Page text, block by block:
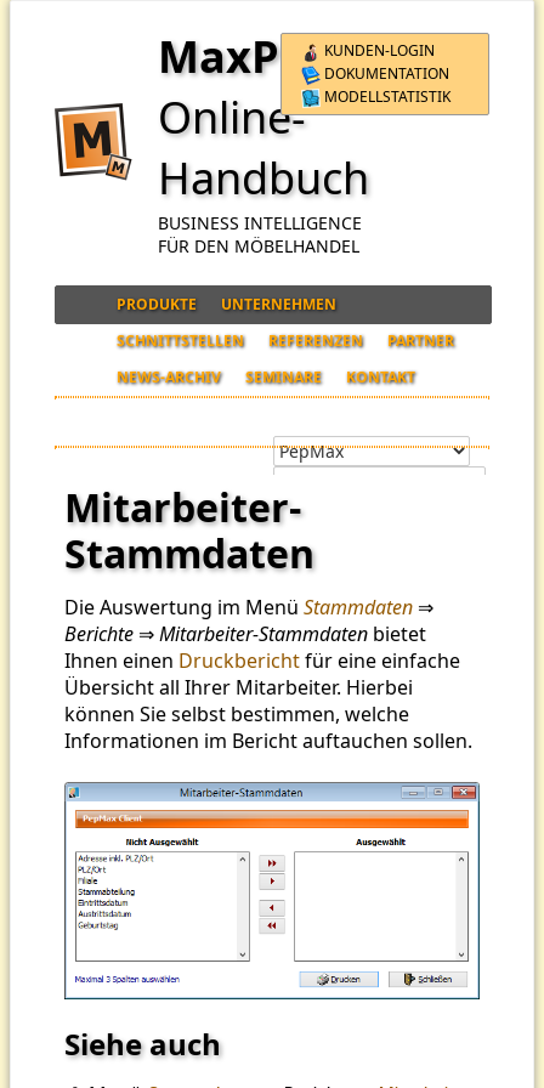
KUNDEN-LOGIN
DOKUMENTATION
MODELLSTATISTIK
MaxPro
Online-
Handbuch
BUSINESS INTELLIGENCE
FÜR DEN MÖBELHANDEL
PRODUKTE
UNTERNEHMEN
SCHNITTSTELLEN
REFERENZEN
PARTNER
NEWS-ARCHIV
SEMINARE KONTAKT
Mitarbeiter-
Stammdaten
Die Auswertung im Menü Stammdaten ⇒
Berichte ⇒Mitarbeiter-Stammdaten bietet
Ihnen einen Druckberichtfür eine einfache
Übersicht all Ihrer Mitarbeiter. Hierbei
können Sie selbst bestimmen, welche
Informationen im Bericht auftauchen sollen.
Siehe auch